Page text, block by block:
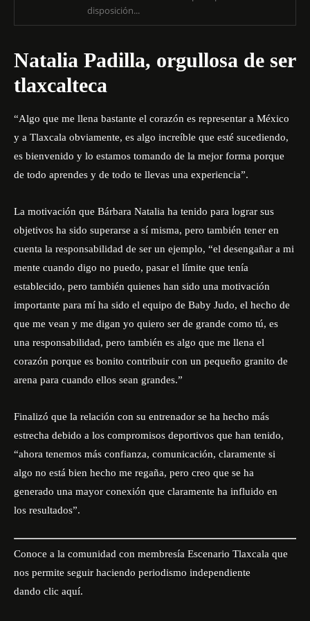
disposición...
Natalia Padilla, orgullosa de ser
tlaxcalteca
“Algo que me llena bastante el corazón es representar a México
y a Tlaxcala obviamente, es algo increíble que esté sucediendo,
es bienvenido y lo estamos tomando de la mejor forma porque
de todo aprendes y de todo te llevas una experiencia”.
La motivación que Bárbara Natalia ha tenido para lograr sus
objetivos ha sido superarse a sí misma, pero también tener en
cuenta la responsabilidad de ser un ejemplo, “el desengañar a mi
mente cuando digo no puedo, pasar el límite que tenía
establecido, pero también quienes han sido una motivación
importante para mí ha sido el equipo de Baby Judo, el hecho de
que me vean y me digan yo quiero ser de grande como tú, es
una responsabilidad, pero también es algo que me llena el
corazón porque es bonito contribuir con un pequeño granito de
arena para cuando ellos sean grandes.”
Finalizó que la relación con su entrenador se ha hecho más
estrecha debido a los compromisos deportivos que han tenido,
“ahora tenemos más confianza, comunicación, claramente si
algo no está bien hecho me regaña, pero creo que se ha
generado una mayor conexión que claramente ha influido en
los resultados”.
Conoce a la comunidad con membresía Escenario Tlaxcala que
nos permite seguir haciendo periodismo independiente
dando clic aquí.